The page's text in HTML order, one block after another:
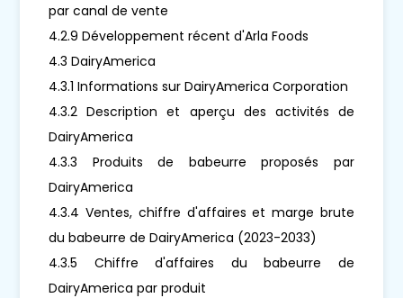
par canal de vente
4.2.9 Développement récent d'Arla Foods
4.3 DairyAmerica
4.3.1 Informations sur DairyAmerica Corporation
4.3.2 Description et aperçu des activités de
DairyAmerica
4.3.3 Produits de babeurre proposés par
DairyAmerica
4.3.4 Ventes, chiffre d'affaires et marge brute
du babeurre de DairyAmerica (2023-2033)
4.3.5 Chiffre d'affaires du babeurre de
DairyAmerica par produit